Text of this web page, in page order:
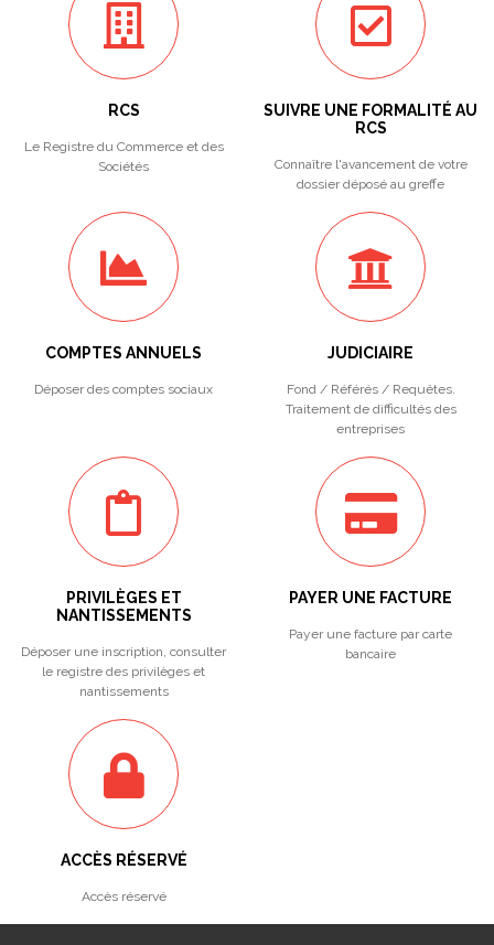
RCS
Le Registre du Commerce et des
Sociétés
SUIVRE UNE FORMALITÉ AU
RCS
Connaître l'avancement de votre
dossier déposé au greffe
COMPTES ANNUELS
Déposer des comptes sociaux
JUDICIAIRE
Fond / Référés / Requêtes.
Traitement de difficultés des
entreprises
PRIVILÈGES ET
NANTISSEMENTS
Déposer une inscription, consulter
le registre des privilèges et
nantissements
PAYER UNE FACTURE
Payer une facture par carte
bancaire
ACCÈS RÉSERVÉ
Accès réservé